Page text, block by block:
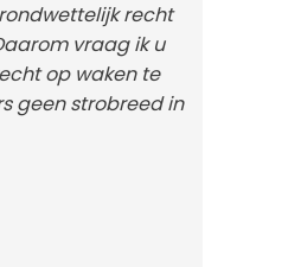
recht
vraag ik u
op waken te
geen strobreed in